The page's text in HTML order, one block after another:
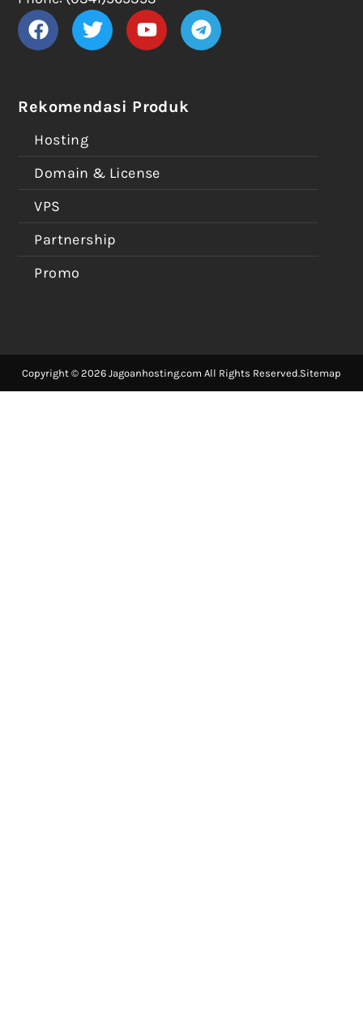
Rekomendasi Produk
Hosting
Domain & License
VPS
Partnership
Promo
Copyright © 2026 Jagoanhosting.com All Rights Reserved.Sitemap